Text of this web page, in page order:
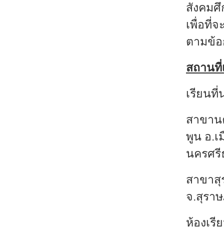
สังคมศึ
เพื่อที่
ตามข้อ
สถานที่
เรียนที่
สาขาน
พูน อ.เ
นครศรี
สาขาสุ
จ.สุรา
ห้องเรี